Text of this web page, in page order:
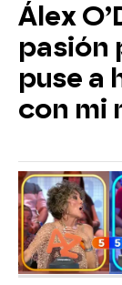
Álex
pasión
puse a
con mi